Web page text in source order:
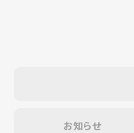
お知らせ